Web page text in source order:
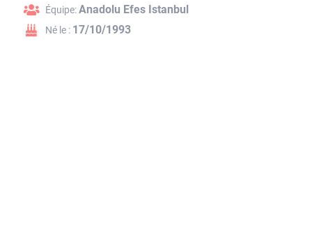
Équipe:Anadolu Efes Istanbul
Né le : 17/10/1993